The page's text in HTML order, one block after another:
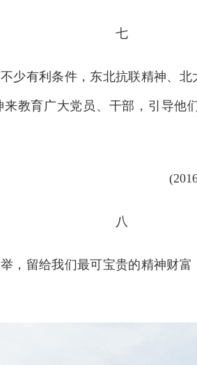
七
有利条件，东北抗联精神、北
教育广大党员、干部，引导他
八
留给我们最可宝贵的精神财富